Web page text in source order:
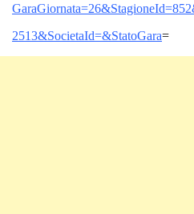
2513&SocietaId=&StatoGara=